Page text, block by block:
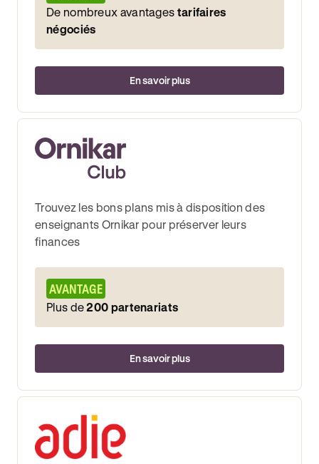
De nombreux avantages tarifaires
négociés
En savoir plus
Trouvez les bons plans mis à disposition des
enseignants Ornikar pour préserver leurs
finances
AVANTAGE
Plus de200 partenariats
En savoir plus